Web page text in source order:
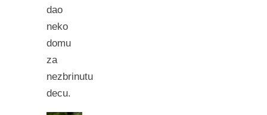
dao
neko
domu
za
nezbrinutu
decu.